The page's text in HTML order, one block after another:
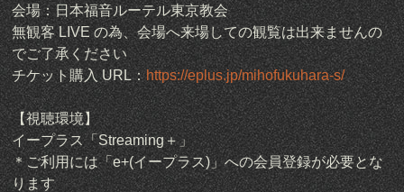
会場：日本福音ルーテル東京教会
無観客 LIVE の為、会場へ来場しての観覧は出来ませんの
でご了承ください
チケット購入 URL：https://eplus.jp/mihofukuhara-s/
【視聴環境】
イープラス「Streaming＋」
＊ご利用には「e+(イープラス)」への会員登録が必要とな
ります